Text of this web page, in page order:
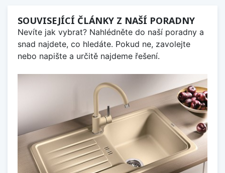
SOUVISEJÍCÍ ČLÁNKY Z NAŠÍ PORADNY
Nevíte jak vybrat? Nahlédněte do naší poradny a
snad najdete, co hledáte. Pokud ne, zavolejte
nebo napište a určitě najdeme řešení.